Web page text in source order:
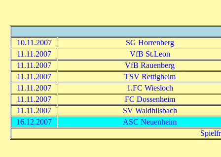
10.11.2007
SG Horrenberg
11.11.2007
VfB St.Leon
11.11.2007
VfB Rauenberg
11.11.2007
TSV Rettigheim
11.11.2007
1.FC Wiesloch
11.11.2007
FC Dossenheim
11.11.2007
SV Waldhilsbach
16.12.2007
ASC Neuenheim